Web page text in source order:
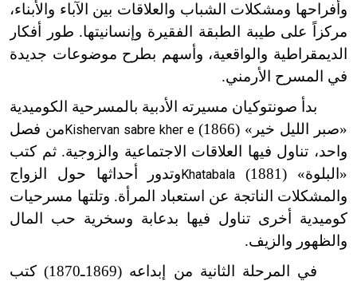
وأفراحها ومشكلات الشباب والعلاقات بين الآباء والأبناء،
مركزاً على طيبة الطبقة الفقيرة وإنسانيتها. طور أفكار
الديمقراطية والواقعية، وأسهم بطرح موضوعات جديدة
في المسرح الأرمني.
بدأ صونتوكيان مسيرته الأدبية بالمسرحية الكوميدية
«صبر الليل خير» (1866)
Kishervan sabre kher e من فصل
واحد، تناول فيها العلاقات الاجتماعية والزوجية. ثم كتب
«البلوة» (1881)
Khatabala وتدور أحداثها حول الزواج
والمشكلات الناتجة عن استعباد المرأة. وتلتها مسرحيات
كوميدية أخرى تناول فيها بدعابة وسخرية حب المال
والظهور والزيف.
في المرحلة الثانية من إبداعه (1869ـ1870) كتب